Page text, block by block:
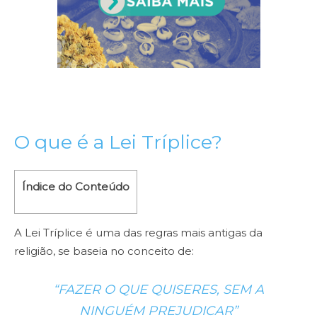
O que é a Lei Tríplice?
Índice do Conteúdo
A Lei Tríplice é uma das regras mais antigas da
religião, se baseia no conceito de:
“FAZER O QUE QUISERES, SEM A
NINGUÉM PREJUDICAR”